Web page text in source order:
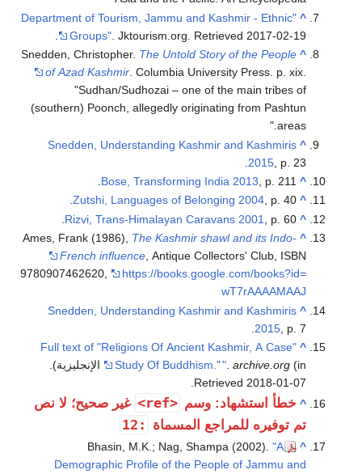
"Department of
Groups"
.
Snedden,
of Azad Kashmir
Sudhan/
(southern) Poonch,
Snedden,
Zutshi,
Rizvi, Trans-
Ames, Frank (1986),
French
9780907462620
Snedden,
"Full text of
.
غير صحيح؛ لا نص
Bhasin,
Demographic